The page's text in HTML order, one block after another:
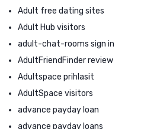
Adult free dating sites
Adult Hub visitors
adult-chat-rooms sign in
AdultFriendFinder review
Adultspace prihlasit
AdultSpace visitors
advance payday loan
advance payday loans